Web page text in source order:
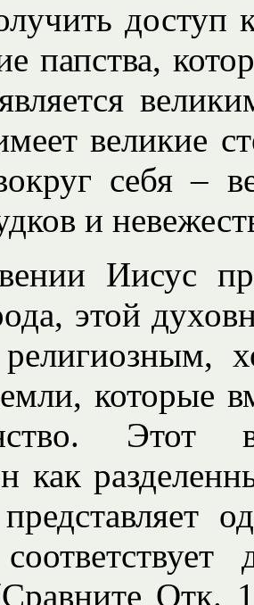
доступ
папства,
великие
себя –
и
Иисус
этой
религиозным,
которые
Этот
как